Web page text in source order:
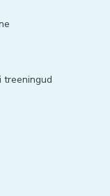
treeningud